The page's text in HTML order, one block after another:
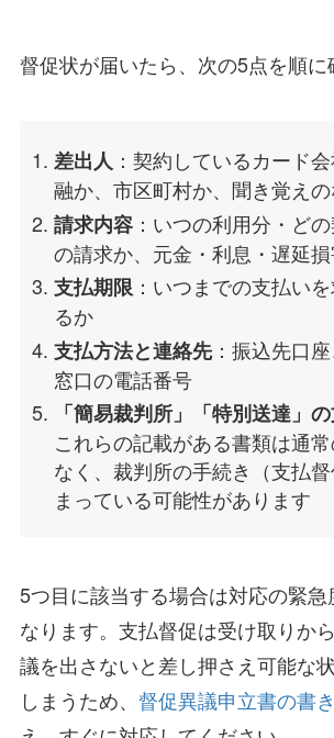
督促状が届いたら、次の5点を順に
差出人 ：契約しているカード
融か、市区町村か、聞き覚え
請求内容 ：いつの利用分・ど
の請求か、元金・利息・遅延
支払期限 ：いつまでの支払い
るか
支払方法と連絡先：振込先口
窓口の電話番号
「簡易裁判所」「特別送達」
これらの記載がある書類は通
なく、裁判所の手続き（支払
まっている可能性があります
5つ目に該当する場合は対応の緊
なります。支払督促は受け取りか
議を出さないと差し押さえ可能な
しまうため、 督促異議申立書の書